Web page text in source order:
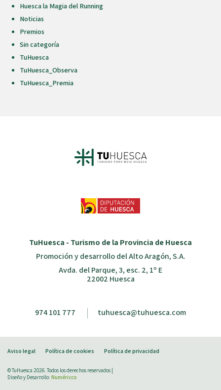
Huesca la Magia del Running
Noticias
Premios
Sin categoría
TuHuesca
TuHuesca_Observa
TuHuesca_Premia
TuHuesca - Turismo de la Provincia de Huesca
Promoción y desarrollo del Alto Aragón, S.A.
Avda. del Parque, 3, esc. 2, 1º E
22002 Huesca
974 101 777 tuhuesca@tuhuesca.com
Aviso legal Política de cookies Política de privacidad
© TuHuesca 2026. Todos los derechos reservados |
Diseño y Desarrollo: Numéricco